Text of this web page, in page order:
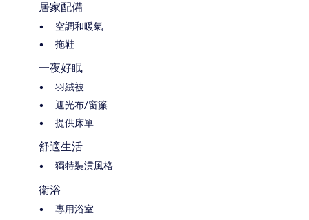
居家配備
空調和暖氣
拖鞋
一夜好眠
羽絨被
遮光布/窗簾
提供床單
舒適生活
獨特裝潢風格
衛浴
專用浴室